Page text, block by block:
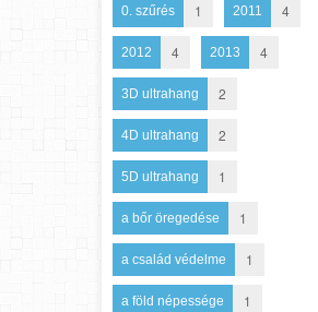
0. szűrés 1 2011 4
2012 4 2013 4
3D ultrahang 2
4D ultrahang 2
5D ultrahang 1
a bőr öregedése 1
a család védelme 1
a föld népessége 1